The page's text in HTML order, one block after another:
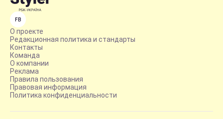
FB
О проекте
Редакционная политика и стандарты
Контакты
Команда
О компании
Реклама
Правила пользования
Правовая информация
Политика конфиденциальности